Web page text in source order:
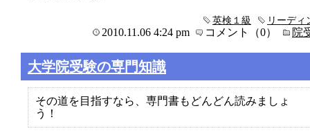
リーディ
英検１級
2010.11.06 4:24 pm コメント（0） 院
大学院受験の専門知識
その道を目指すなら、専門書もどんどん読みましょ
う！